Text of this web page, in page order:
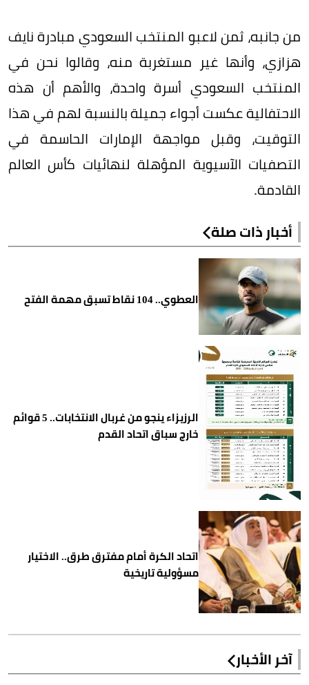
من جانبه، ثمن لاعبو المنتخب السعودي مبادرة نايف
هزازي، وأنها غير مستغربة منه، وقالوا نحن في
المنتخب السعودي أسرة واحدة، والأهم أن هذه
الاحتفالية عكست أجواء جميلة بالنسبة لهم في هذا
التوقيت، وقبل مواجهة الإمارات الحاسمة في
التصفيات الآسيوية المؤهلة لنهائيات كأس العالم
القادمة.
أخبار ذات صلة
العطوي.. 104 نقاط تسبق مهمة الفتح
الرزيزاء ينجو من غربال الانتخابات.. 5 قوائم
خارج سباق اتحاد القدم
اتحاد الكرة أمام مفترق طرق.. الاختيار
مسؤولية تاريخية
آخر الأخبار